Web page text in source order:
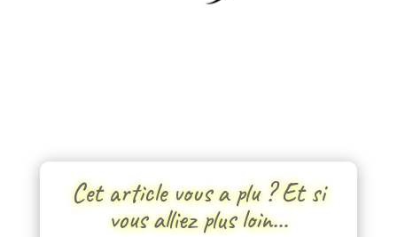
Cet article vous a plu ? Et si
vous alliez plus loin…